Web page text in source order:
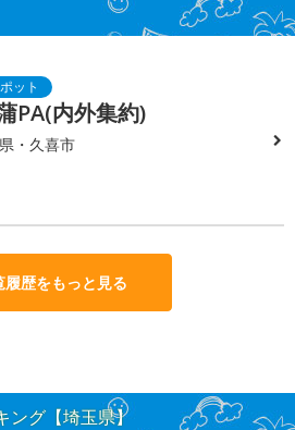
PA(内外集約)
・久喜市
履歴をもっと見る
ング【埼玉県】